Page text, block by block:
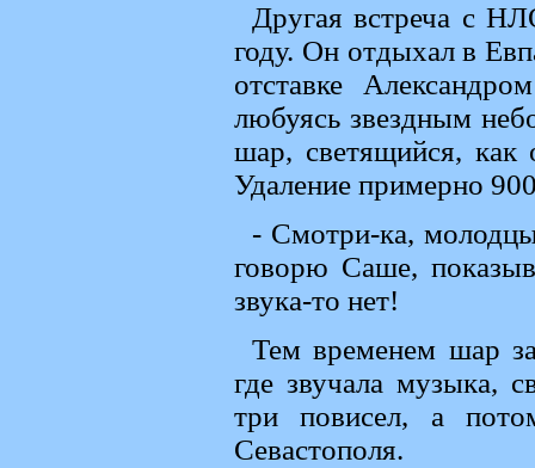
Другая встреча с
году. Он отдыхал в
отставке
любуясь звездным
шар, светящийся, как
Удаление примерно
- Смотри-ка,
говорю Саше,
звука-то нет!
Тем временем шар
где звучала музыка,
три повисел, а
Севастополя.